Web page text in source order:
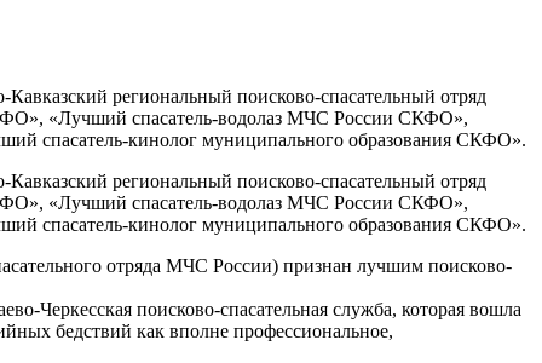
региональный поисково-спасательный отряд
«Лучший спасатель-водолаз МЧС России СКФО»,
спасатель-кинолог муниципального образования СКФО».
региональный поисково-спасательный отряд
«Лучший спасатель-водолаз МЧС России СКФО»,
спасатель-кинолог муниципального образования СКФО».
отряда МЧС России) признан лучшим поисково-
Черкесская поисково-спасательная служба, которая вошла
бедствий как вполне профессиональное,